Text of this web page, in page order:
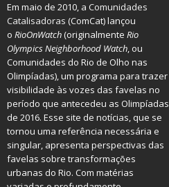
Em maio de 2010, a Comunidades
Catalisadoras (ComCat) lançou
o RioOnWatch(originalmente Rio
Olympics Neighborhood Watch, ou
Comunidades do Rio de Olho nas
Olimpíadas), um programa para trazer
visibilidade às vozes das favelas no
período que antecedeu as Olimpíadas
de 2016. Esse site de notícias, que se
tornou uma referência necessária e
singular, apresenta perspectivas das
favelas sobre transformações
urbanas do Rio. Com matérias